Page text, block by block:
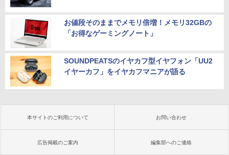
お値段そのままでメモリ倍増！メモリ32GBの
「お得なゲーミングノート」
SOUNDPEATSのイヤカフ型イヤフォン「UU2
イヤーカフ」をイヤカフマニアが語る
本サイトのご利用について お問い合わせ
広告掲載のご案内 編集部へのご連絡